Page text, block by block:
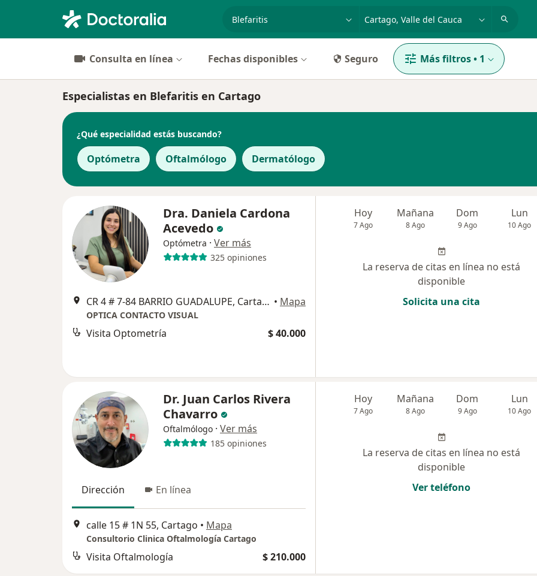
Consulta en línea Fechas disponibles Seguro Más filtros• 1
Especialistas en Blefaritis en Cartago
¿Qué especialidad estás buscando?
Optómetra Oftalmólogo Dermatólogo
Dra. Daniela Cardona
Acevedo
Optómetra · Ver más
325 opiniones
CR 4 # 7-84 BARRIO GUADALUPE, Cartago • Mapa
OPTICA CONTACTO VISUAL
Visita Optometría $ 40.000
Hoy
7 Ago
Mañana
8 Ago
Dom
9 Ago
Lun
10 Ago
La reserva de citas en línea no está
disponible
Solicita una cita
Dr. Juan Carlos Rivera
Chavarro
Oftalmólogo · Ver más
185 opiniones
Dirección En línea
calle 15 # 1N 55, Cartago • Mapa
Consultorio Clinica Oftalmología Cartago
Visita Oftalmología $ 210.000
Hoy
7 Ago
Mañana
8 Ago
Dom
9 Ago
Lun
10 Ago
La reserva de citas en línea no está
disponible
Ver teléfono